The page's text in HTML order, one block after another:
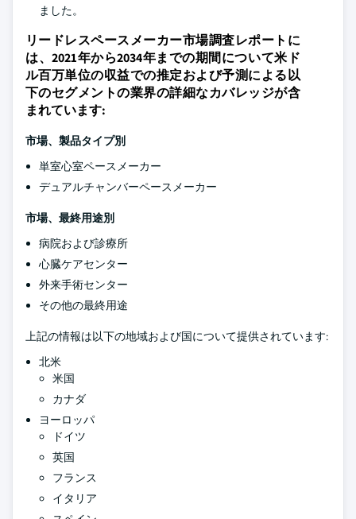
ました。
リードレスペースメーカー市場調査レポートに
は、2021年から2034年までの期間について米ド
ル百万単位の収益での推定および予測による以
下のセグメントの業界の詳細なカバレッジが含
まれています:
市場、製品タイプ別
単室心室ペースメーカー
デュアルチャンバーペースメーカー
市場、最終用途別
病院および診療所
心臓ケアセンター
外来手術センター
その他の最終用途
上記の情報は以下の地域および国について提供されています:
北米
米国
カナダ
ヨーロッパ
ドイツ
英国
フランス
イタリア